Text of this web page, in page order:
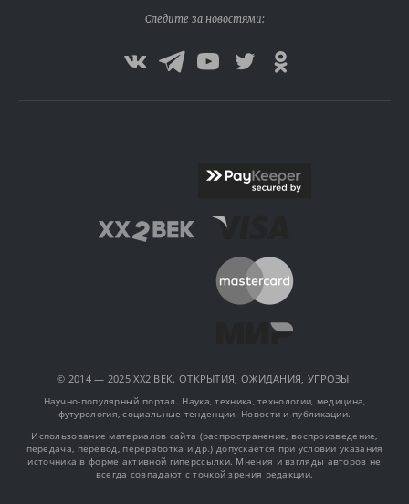
Следите за новостями:
© 2014 — 2025 XX2 ВЕК. ОТКРЫТИЯ, ОЖИДАНИЯ, УГРОЗЫ.
Научно-популярный портал. Наука, техника, технологии, медицина,
футурология, социальные тенденции. Новости и публикации.
Использование материалов сайта (распространение, воспроизведение,
передача, перевод, переработка и др.) допускается при условии указания
источника в форме активной гиперссылки. Мнения и взгляды авторов не
всегда совпадают с точкой зрения редакции.